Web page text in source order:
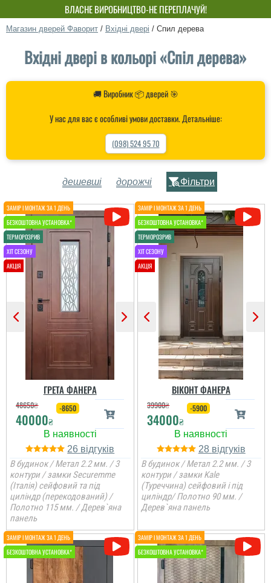
ВЛАСНЕ ВИРОБНИЦТВО-НЕ ПЕРЕПЛАЧУЙ!
Магазин дверей Фаворит / Вхідні двері / Спил дерева
Вхідні двері в кольорі «Спіл дерева»
🚚 Виробник 📦 дверей 🎯
У нас для вас є особливі умови доставки. Детальніше:
(098) 524 95 70
дешевші дорожчі Фільтри
ГРЕТА ФАНЕРА
48650₴
40000₴
-8650
26
В будинок / Метал 2.2 мм. / 3
контури / замки Securemme
(Італія) сейфовий та під
циліндр (перекодований) /
Полотно 115 мм. / Дерев`яна
панель
ВІКОНТ ФАНЕРА
39900₴
34000₴
-5900
28
В будинок / Метал 2.2 мм. / 3
контури / замки Kale
(Туреччина) сейфовий і під
циліндр/ Полотно 90 мм. /
Дерев`яна панель